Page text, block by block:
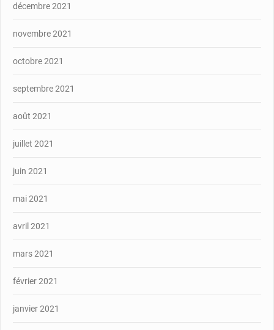
décembre 2021
novembre 2021
octobre 2021
septembre 2021
août 2021
juillet 2021
juin 2021
mai 2021
avril 2021
mars 2021
février 2021
janvier 2021